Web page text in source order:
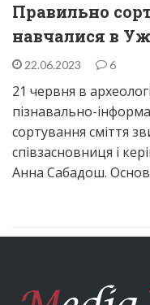
Правильно
навчалися в
22.06.2023 6
21 червня в
пізнавально-
сортування сміття
співзасновниця і
Анна Сабадош.